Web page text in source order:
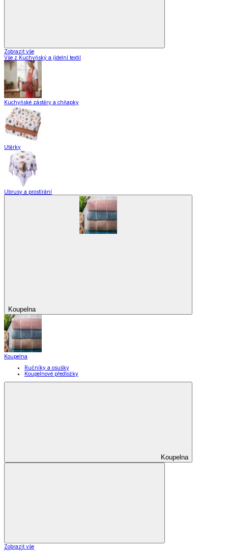
Zobrazit vše
Vše z Kuchyňský a jídelní textil
Kuchyňské zástěry a chňapky
Utěrky
Ubrusy a prostírání
Koupelna
Koupelna
Ručníky a osušky
Koupelnové předložky
Koupelna
Zobrazit vše